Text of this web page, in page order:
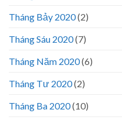
Tháng Bảy 2020(2)
Tháng Sáu 2020(7)
Tháng Năm 2020(6)
Tháng Tư 2020(2)
Tháng Ba 2020(10)